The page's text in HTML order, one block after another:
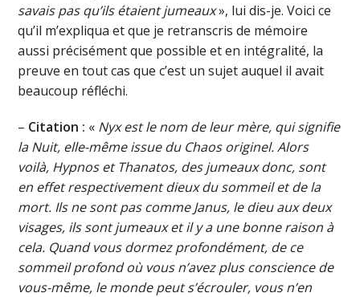
savais pas qu’ils étaient jumeaux», lui dis-je. Voici ce
qu’il m’expliqua et que je retranscris de mémoire
aussi précisément que possible et en intégralité, la
preuve en tout cas que c’est un sujet auquel il avait
beaucoup réfléchi.
– Citation : « Nyx est le nom de leur mère, qui signifie
la Nuit, elle-même issue du Chaos originel. Alors
voilà, Hypnos et Thanatos, des jumeaux donc, sont
en effet respectivement dieux du sommeil et de la
mort. Ils ne sont pas comme Janus, le dieu aux deux
visages, ils sont jumeaux et il y a une bonne raison à
cela. Quand vous dormez profondément, de ce
sommeil profond où vous n’avez plus conscience de
vous-même, le monde peut s’écrouler, vous n’en